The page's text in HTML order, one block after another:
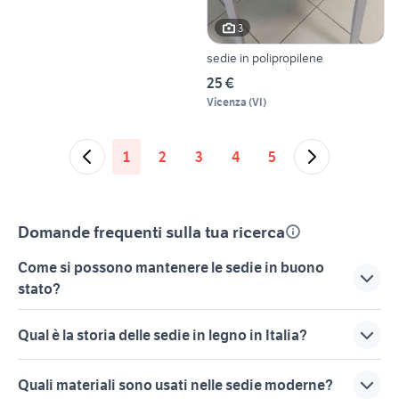
3
sedie in polipropilene
25 €
Vicenza (VI)
1 2 3 4 5
Domande frequenti sulla tua ricerca
Come si possono mantenere le sedie in buono
stato?
alcuni semplici consigli. Innanzitutto, pulisci regolarmente
le sedie con un panno morbido e detergenti delicati per
prevenire l'accumulo di polvere. Se hai sedie in legno,
Qual è la storia delle sedie in legno in Italia?
risale a secoli fa. Inizialmente, le sedie venivano utilizzate
Quali materiali sono usati nelle sedie moderne?